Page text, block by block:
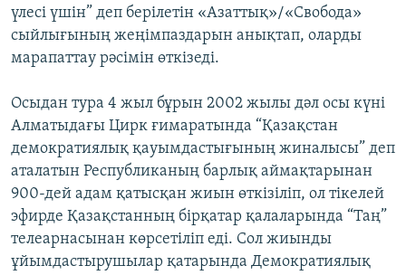
үлесі үшін” деп берілетін «Азаттық»/«Свобода»
сыйлығының жеңімпаздарын анықтап, оларды
марапаттау рәсімін өткізеді.
Осыдан тура 4 жыл бұрын 2002 жылы дәл осы күні
Алматыдағы Цирк ғимаратында “Қазақстан
демократиялық қауымдастығының жиналысы” деп
аталатын Республиканың барлық аймақтарынан
900-дей адам қатысқан жиын өткізіліп, ол тікелей
эфирде Қазақстанның бірқатар қалаларында “Таң”
телеарнасынан көрсетіліп еді. Сол жиынды
ұйымдастырушылар қатарында Демократиялық